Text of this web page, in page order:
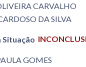
CARVALHO
DA SILVA
Situação
GOMES